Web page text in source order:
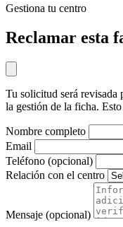
Gestiona tu centro
Reclamar esta
Tu solicitud será revisada
la gestión de la ficha.
Nombre completo
Email
Teléfono (opcional)
Relación con el centro
Mensaje (opcional)